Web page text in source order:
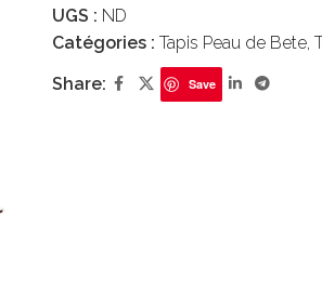
UGS : ND
Catégories : Tapis Peau de Bete,
Share: Save